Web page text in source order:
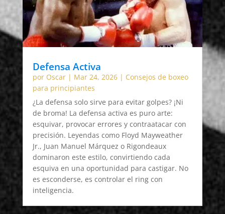
Defensa Activa
por Oscar| Mar 24, 2026| Consejos de boxeo
para principiantes
¿La defensa solo sirve para evitar golpes? ¡Ni
de broma! La defensa activa es puro arte:
esquivar, provocar errores y contraatacar con
precisión. Leyendas como Floyd Mayweather
Jr., Juan Manuel Márquez o Rigondeaux
dominaron este estilo, convirtiendo cada
esquiva en una oportunidad para castigar. No
es esconderse, es controlar el ring con
inteligencia.